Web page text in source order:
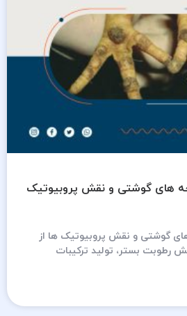
های گوشتی و نقش پروبیوتیک
گوشتی و نقش پروبیوتیک ها از
رطوبت بستر، تولید ترکیبات